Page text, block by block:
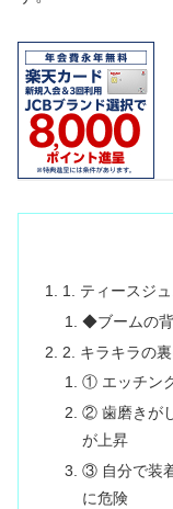
1. ティースジ
◆ブームの
2. キラキラの
① エッチン
② 歯磨きが
が上昇
③ 自分で装
に危険